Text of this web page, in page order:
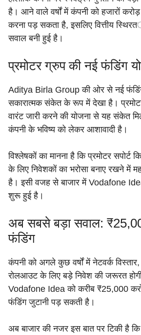
है। आने वाले वर्षों में कंपनी को हजारों
करना पड़ सकता है, इसलिए वित्तीय
सवाल बनी हुई है।
प्रमोटर ग्रुप की नई फंडिंग
Aditya Birla Group की ओर से नई फंडिंग
सकारात्मक संकेत के रूप में देखा है।
वारंट जारी करने की योजना से यह संकेत
कंपनी के भविष्य को लेकर आशावादी है।
विश्लेषकों का मानना है कि प्रमोटर सपोर्ट
के लिए निवेशकों का भरोसा बनाए रखने में
है। इसी वजह से बाजार में Vodafone
शुरू हुई है।
अब सबसे बड़ा सवाल:
फंडिंग
कंपनी को अगले कुछ वर्षों में नेटवर्क
रोलआउट के लिए बड़े निवेश की जरूरत
Vodafone Idea को करीब ₹25,000
फंडिंग जुटानी पड़ सकती है।
अब बाजार की नजर इस बात पर टिकी है